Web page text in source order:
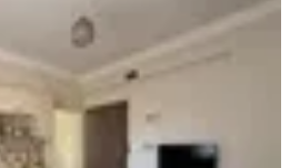
Vadi Mahallesi
· 07.08.2026